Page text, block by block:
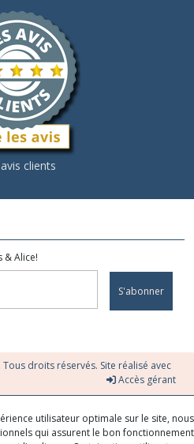
clients
& Alice!
S'abonner
Tous droits réservés. Site réalisé avec
Accès gérant
utilisateur optimale sur le site, nous
qui assurent le bon fonctionnement